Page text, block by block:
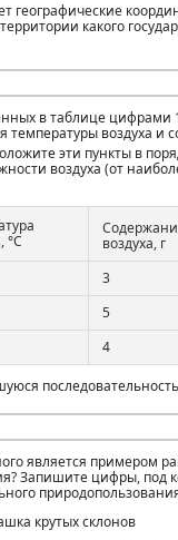
географические
какого
в таблице цифрами
температуры воздуха и
эти пункты в
воздуха (от
°С
воздуха, г
3
5
4
является примером
Запишите цифры, под
крутых склонов